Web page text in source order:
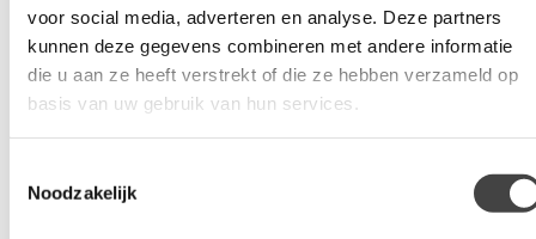
voor social media, adverteren en analyse. Deze partners
kunnen deze gegevens combineren met andere informatie
die u aan ze heeft verstrekt of die ze hebben verzameld op
basis van uw gebruik van hun services.
Noodzakelijk
Locaties
Vind een vestiging
Alle vestigingen
Raamfolie